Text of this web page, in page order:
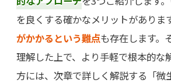
を良くする確かなメリットがありま
がかかるという難点も存在します。
理解した上で、より手軽で根本的な
方には、次章で詳しく解説する「微